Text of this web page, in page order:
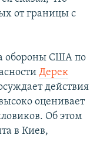
от границы с
обороны США по
Дерек
действия
оценивает
Об этом
в Киев,